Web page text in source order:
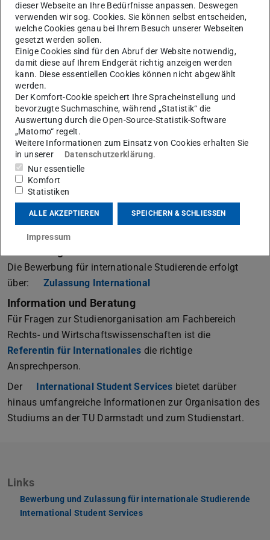
Elektrotechnik und Informationstechnik
Bachelor
Master
Wirtschaftsingenieurwesen – technische Fachrichtung
Maschinenbau
Bachelor|
Master
Wirtschaftsinformatik
Bachelor|
Master
Außerdem können folgende beiden englischsprachigen
Masterstudiengänge studiert werden:
Entrepreneurship and Innovation Management
Logistics and Supply Chain Management
Weiterhin besteht die Möglichkeit für Studierende der
Universidade de São Paulo, der École Centrale de Lyon,
der Kungliga Tekniska Högskolan und der Universidad
Politécnica de Madrid an den
Double Degree
Programmen
Die Bewerbung für internationale Studierende erfolgt
über:
Zulassung International
Information und Beratung
Für Fragen zur Studienorganisation am Fachbereich
Rechts- und Wirtschaftswissenschaften ist die
Referentin für Internationales die richtige
Ansprechperson.
Der
International Student Services bietet darüber
hinaus umfangreiche Informationen zur Organisation des
Studiums an der TU Darmstadt und zum Studienstart.
Links
Bewerbung und Zulassung für internationale Studierende
International Student Services
dieser Webseite an Ihre Bedürfnisse anpassen. Deswegen
verwenden wir sog. Cookies. Sie können selbst entscheiden,
welche Cookies genau bei Ihrem Besuch unserer Webseiten
gesetzt werden sollen.
Einige Cookies sind für den Abruf der Website notwendig,
damit diese auf Ihrem Endgerät richtig anzeigen werden
kann. Diese essentiellen Cookies können nicht abgewählt
werden.
Der Komfort-Cookie speichert Ihre Spracheinstellung und
bevorzugte Suchmaschine, während „Statistik“ die
Auswertung durch die Open-Source-Statistik-Software
„Matomo“ regelt.
Weitere Informationen zum Einsatz von Cookies erhalten Sie
in unserer
Datenschutzerklärung.
Nur essentielle
Komfort
Statistiken
ALLE AKZEPTIEREN SPEICHERN & SCHLIESSEN
Impressum